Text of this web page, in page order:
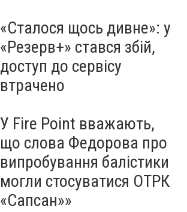
«Сталося щось дивне»: у
«Резерв+» стався збій,
доступ до сервісу
втрачено
У Fire Point вважають,
що слова Федорова про
випробування балістики
могли стосуватися ОТРК
«Сапсан»»